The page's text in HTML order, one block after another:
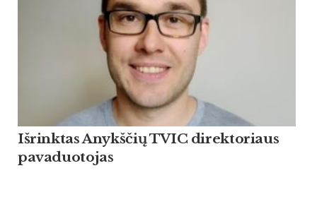
Išrinktas Anykščių TVIC direktoriaus
pavaduotojas